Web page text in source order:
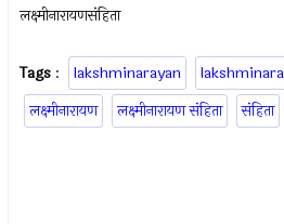
लक्ष्मीनारायणसंहिता
Tags : lakshminarayan
लक्ष्मीनारायण
लक्ष्मीनारायण संहिता संहिता